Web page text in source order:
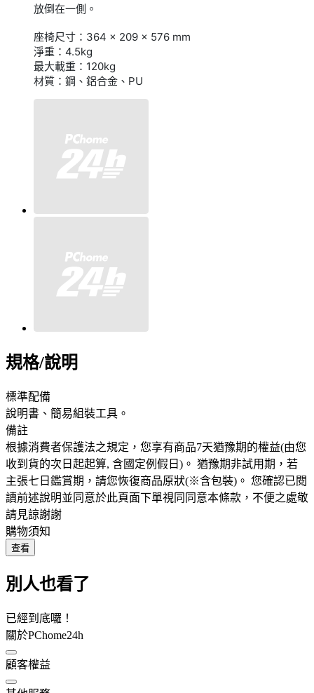
放倒在一側。
座椅尺寸：364 × 209 × 576 mm
淨重：4.5kg
最大載重：120kg
材質：鋼、鋁合金、PU
規格/說明
標準配備
說明書、簡易組裝工具。
備註
根據消費者保護法之規定，您享有商品7天猶豫期的權益(由您
收到貨的次日起起算, 含國定例假日)。 猶豫期非試用期，若
主張七日鑑賞期，請您恢復商品原狀(※含包裝)。 您確認已閱
讀前述說明並同意於此頁面下單視同同意本條款，不便之處敬
請見諒謝謝
購物須知
查看
別人也看了
已經到底囉！
關於PChome24h
顧客權益